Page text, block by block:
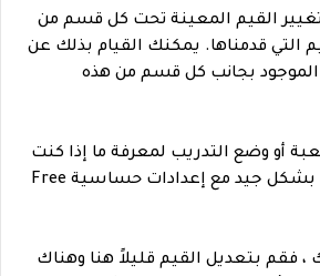
إلى تغيير القيم المعينة تحت كل قسم من
التي قدمناها. يمكنك القيام بذلك عن
بجانب كل قسم من هذه
إلى لعبة أو وضع التدريب لمعرفة ما إذا كنت
مرتاحًا ويمكن أن تؤدي بشكل جيد مع إعدادات حساسية Free
، فقم بتعديل القيم قليلاً هنا وهناك